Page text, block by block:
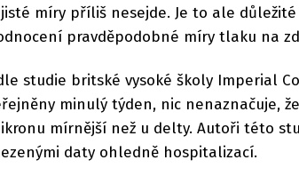
míry příliš nesejde. Je to ale
pravděpodobné míry tlaku na
studie britské vysoké školy Imperial
minulý týden, nic nenaznačuje,
mírnější než u delty. Autoři této
daty ohledně hospitalizací.